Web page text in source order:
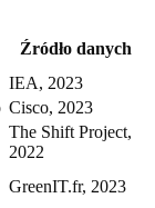
Źródło danych
IEA, 2023
Cisco, 2023
The Shift Project,
2022
GreenIT.fr, 2023